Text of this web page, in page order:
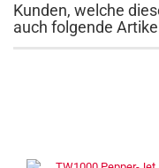
Kunden, welche
auch folgende